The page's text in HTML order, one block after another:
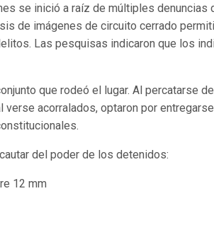
se inició a raíz de múltiples denuncias
de imágenes de circuito cerrado
Las pesquisas indicaron que los
que rodeó el lugar. Al percatarse
acorralados, optaron por
del poder de los detenidos:
12 mm